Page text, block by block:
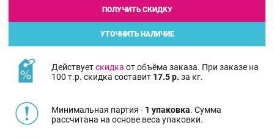
ПОЛУЧИТЬ СКИДКУ
УТОЧНИТЬ НАЛИЧИЕ
Действуетскидка от объёма заказа. При заказе на
100 т.р. скидка составит 17.5 р. за кг.
Минимальная партия - 1 упаковка. Сумма
рассчитана на основе веса упаковки.